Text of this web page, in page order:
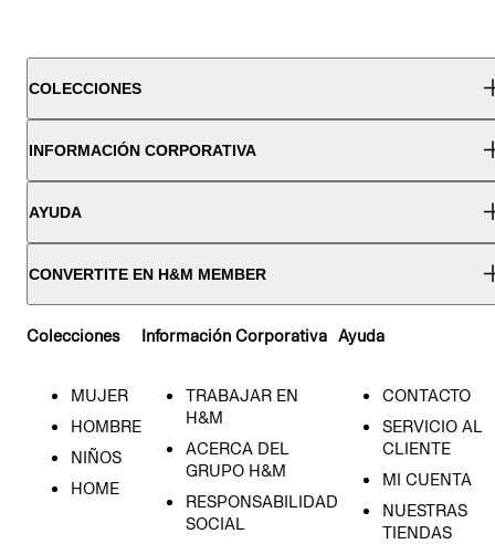
COLECCIONES
INFORMACIÓN CORPORATIVA
AYUDA
CONVERTITE EN H&M MEMBER
Colecciones
MUJER
HOMBRE
NIÑOS
HOME
Información Corporativa
TRABAJAR EN
H&M
ACERCA DEL
GRUPO H&M
RESPONSABILIDAD
SOCIAL
Ayuda
CONTACTO
SERVICIO AL
CLIENTE
MI CUENTA
NUESTRAS
TIENDAS